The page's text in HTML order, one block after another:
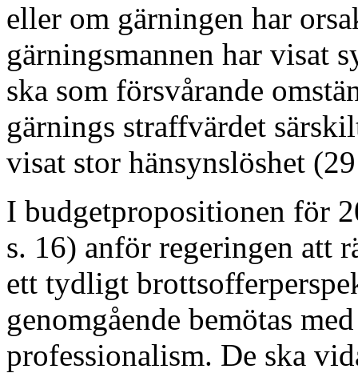
eller om gärningen har
gärningsmannen har visat
ska som försvårande
gärnings straffvärdet
visat stor hänsynslöshet
I budgetpropositionen för
s. 16) anför regeringen att
ett tydligt
genomgående bemötas
professionalism. De ska